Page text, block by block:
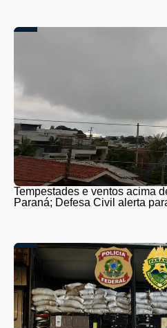
Tempestades e ventos acima
Paraná; Defesa Civil alerta